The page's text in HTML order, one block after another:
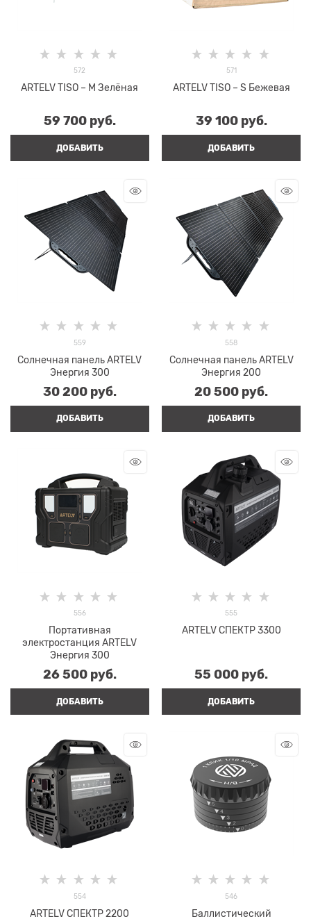
572
ARTELV TISO – M Зелёная
59 700 руб.
ДОБАВИТЬ
571
ARTELV TISO – S Бежевая
39 100 руб.
ДОБАВИТЬ
559
Солнечная панель ARTELV
Энергия 300
30 200 руб.
ДОБАВИТЬ
558
Солнечная панель ARTELV
Энергия 200
20 500 руб.
ДОБАВИТЬ
556
Портативная
электростанция ARTELV
Энергия 300
26 500 руб.
ДОБАВИТЬ
555
ARTELV СПЕКТР 3300
55 000 руб.
ДОБАВИТЬ
554
ARTELV СПЕКТР 2200
546
Баллистический